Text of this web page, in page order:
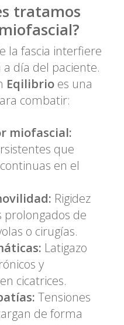
tratamos
la fascia interfiere
día del paciente.
Eqilibrioes una
combatir:
miofascial:
que
en el
Rigidez
prolongados de
o cirugías.
Latigazo
y
cicatrices.
Tensiones
de forma